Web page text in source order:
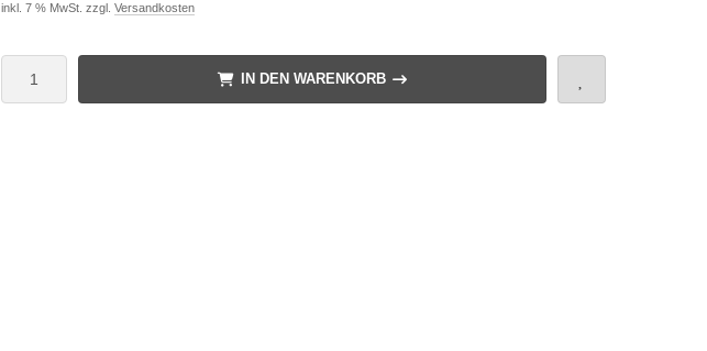
inkl. 7 % MwSt. zzgl. Versandkosten
IN DEN WARENKORB